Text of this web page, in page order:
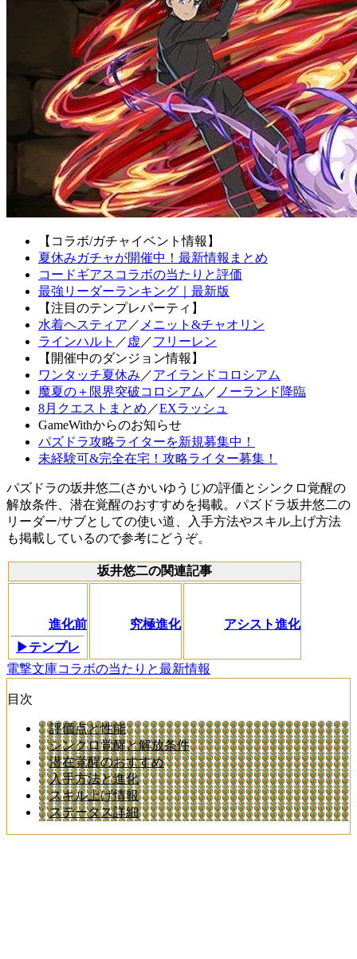
【コラボ/ガチャイベント情報】
夏休みガチャが開催中！最新情報まとめ
コードギアスコラボの当たりと評価
最強リーダーランキング｜最新版
【注目のテンプレパーティ】
水着ヘスティア ／ メニット&チャオリン
ラインハルト ／ 虚 ／フリーレン
【開催中のダンジョン情報】
ワンタッチ夏休み ／アイランドコロシアム
魔夏の＋限界突破コロシアム ／ ノーランド降臨
8月クエストまとめ ／EXラッシュ
GameWithからのお知らせ
パズドラ攻略ライターを新規募集中！
未経験可&完全在宅！攻略ライター募集！
パズドラの坂井悠二(さかいゆうじ)の評価とシンクロ覚醒の
解放条件、潜在覚醒のおすすめを掲載。パズドラ坂井悠二の
リーダー/サブとしての使い道、入手方法やスキル上げ方法
も掲載しているので参考にどうぞ。
坂井悠二の関連記事
進化前
▶テンプレ
究極進化 アシスト進化
電撃文庫コラボの当たりと最新情報
目次
評価点と性能
シンクロ覚醒と解放条件
潜在覚醒のおすすめ
入手方法と進化
スキル上げ情報
ステータス詳細